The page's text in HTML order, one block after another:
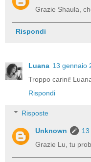
Grazie Shaula,
Rispondi
Luana 13 gennaio
Troppo carini!
Rispondi
Risposte
Unknown
Grazie Lu, tu